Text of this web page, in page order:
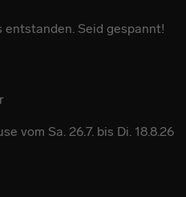
entstanden. Seid gespannt!
vom Sa. 26.7. bis Di. 18.8.26